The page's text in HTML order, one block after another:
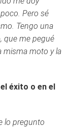
Pero sé
Tengo una
que me pegué
misma moto y la
éxito o en el
lo pregunto